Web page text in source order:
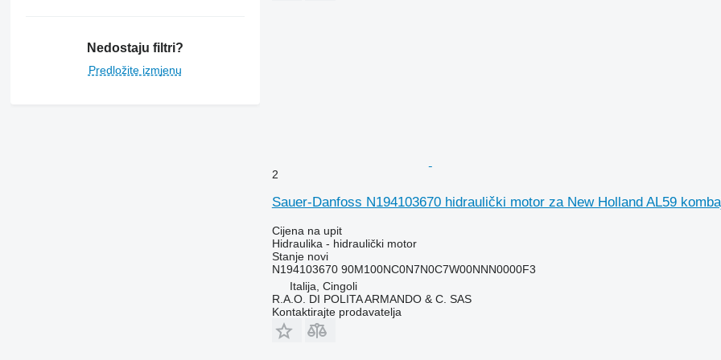
3640
4040
Nedostaju filtri?
Predložite izmjenu
2
Sauer-Danfoss N194103670 hidraulički motor za New Holland AL59
Cijena na upit
Hidraulika - hidraulički motor
Stanjenovi
N194103670 90M100NC0N7N0C7W00NNN0000F3
Italija, Cingoli
R.A.O. DI POLITA ARMANDO & C. SAS
Kontaktirajte prodavatelja